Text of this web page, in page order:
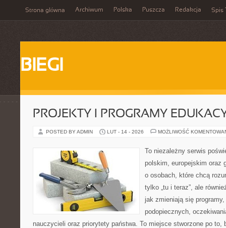
Strona główna Archiwum Polska Puszcza Redakcja Spis
BIEGI
PROJEKTY I PROGRAMY
POSTED BY ADMIN LUT - 14 - 2026 MOŻLIWOŚĆ
To niezależny serwis
polskim, europejskim oraz
o osobach, które chcą
tylko „tu i teraz”, ale
jak zmieniają się
podopiecznych,
nauczycieli oraz priorytety państwa. To miejsce stworzone po to,